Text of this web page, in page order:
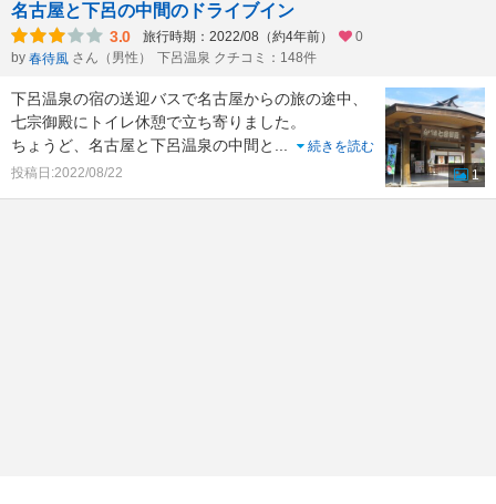
名古屋と下呂の中間のドライブイン
3.0 旅行時期：2022/08（約4年前）
0
by 春待風 さん（男性） 下呂温泉 クチコミ：148件
下呂温泉の宿の送迎バスで名古屋からの旅の途中、
七宗御殿にトイレ休憩で立ち寄りました。
ちょうど、名古屋と下呂温泉の中間と ...
続きを読む
投稿日:2022/08/22
1